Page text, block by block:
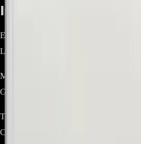
Información
Especificación Detalle Marca
LG
Modelo de refrigerador
GC‑L247KQDV (región .ADSCCLM)
Tipo
Cajón de verduras (Crisper) / Tray